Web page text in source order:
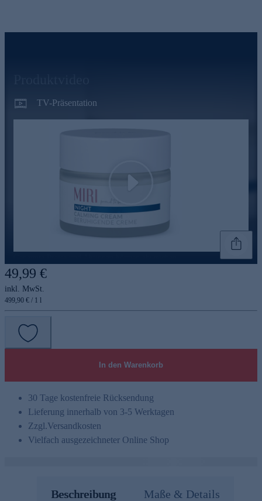
TV-Präsentation
Play
49,99 €
inkl. MwSt.
499,90 € / 1 l
In den Warenkorb
30 Tage kostenfreie Rücksendung
Lieferung innerhalb von 3-5 Werktagen
Zzgl.Versandkosten
Vielfach ausgezeichneter Online Shop
Beschreibung Maße & Details